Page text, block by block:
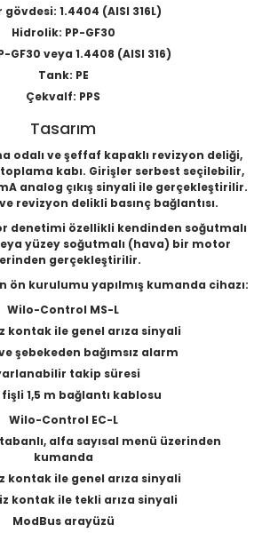
1.4404 (AISI 316L)
Hidrolik: PP-GF30
GF30 veya 1.4408 (AISI 316)
Tank: PE
Çekvalf: PPS
Tasarım
odalı ve şeffaf kapaklı revizyon deliği,
kabı. Girişler serbest seçilebilir,
analog çıkış sinyali ile gerçekleştirilir.
revizyon delikli basınç bağlantısı.
denetimi özellikli kendinden soğutmalı
yüzey soğutmalı (hava) bir motor
gerçekleştirilir.
kurulumu yapılmış kumanda cihazı:
Wilo-Control MS-L
kontak ile genel arıza sinyali
şebekeden bağımsız alarm
takip süresi
fişli 1,5 m bağlantı kablosu
Wilo-Control EC-L
alfa sayısal menü üzerinden
kumanda
kontak ile genel arıza sinyali
kontak ile tekli arıza sinyali
ModBus arayüzü